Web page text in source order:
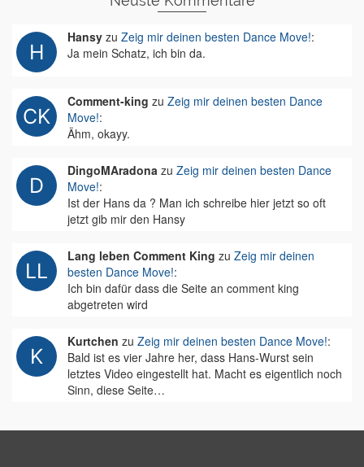
Hansy zu Zeig mir deinen besten Dance Move!:
Ja mein Schatz, ich bin da.
Comment-king zu Zeig mir deinen besten Dance
Move!:
Ähm, okayy.
DingoMAradona zu Zeig mir deinen besten Dance
Move!:
Ist der Hans da ? Man ich schreibe hier jetzt so oft
jetzt gib mir den Hansy
Lang leben Comment King zu Zeig mir deinen
besten Dance Move!:
Ich bin dafür dass die Seite an comment king
abgetreten wird
Kurtchen zu Zeig mir deinen besten Dance Move!:
Bald ist es vier Jahre her, dass Hans-Wurst sein
letztes Video eingestellt hat. Macht es eigentlich noch
Sinn, diese Seite…